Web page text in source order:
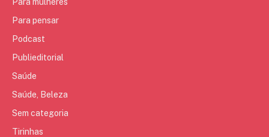
Para pensar
Podcast
Publieditorial
Saúde
Saúde, Beleza
Sem categoria
Tirinhas